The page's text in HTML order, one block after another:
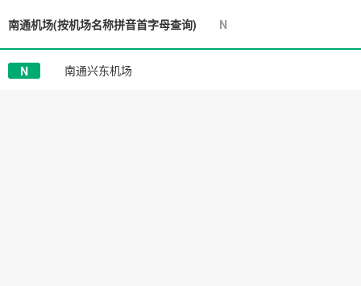
南通机场(按机场名称拼音首字母查询) N
N 南通兴东机场